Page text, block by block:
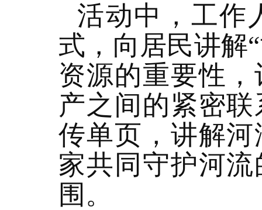
活动中，工作
式，向居民讲解
资源的重要性
产之间的紧密
传单页，讲解
家共同守护河
围。